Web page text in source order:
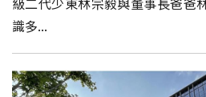
識多...